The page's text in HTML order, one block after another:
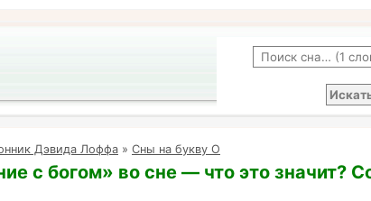
Дэвида Лоффа » Сны на букву О
с богом» во сне — что это значит?